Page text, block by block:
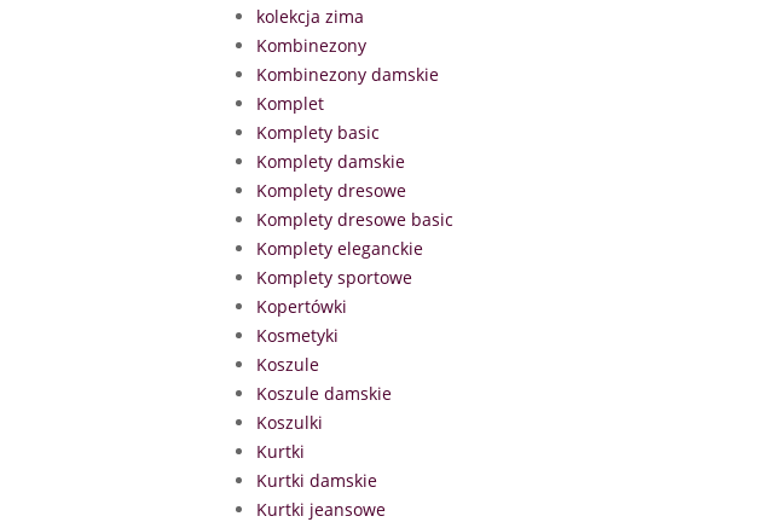
kolekcja zima
Kombinezony
Kombinezony damskie
Komplet
Komplety basic
Komplety damskie
Komplety dresowe
Komplety dresowe basic
Komplety eleganckie
Komplety sportowe
Kopertówki
Kosmetyki
Koszule
Koszule damskie
Koszulki
Kurtki
Kurtki damskie
Kurtki jeansowe